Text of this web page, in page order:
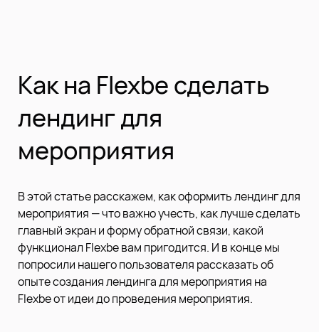
Как на Flexbe сделать
лендинг для
мероприятия
В этой статье расскажем, как оформить лендинг для
мероприятия — что важно учесть, как лучше сделать
главный экран и форму обратной связи, какой
функционал Flexbe вам пригодится. И в конце мы
попросили нашего пользователя рассказать об
опыте создания лендинга для мероприятия на
Flexbe от идеи до проведения мероприятия.